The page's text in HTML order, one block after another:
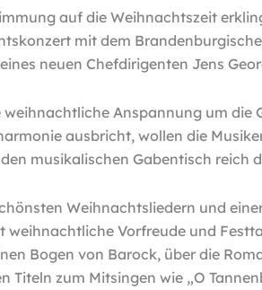
auf die Weihnachtszeit
mit dem
neuen Chefdirigenten Jens
weihnachtliche Anspannung um die
ausbricht, wollen die
musikalischen Gabentisch reich
Weihnachtsliedern und
weihnachtliche Vorfreude und
Bogen von Barock, über die
Titeln zum Mitsingen wie „O